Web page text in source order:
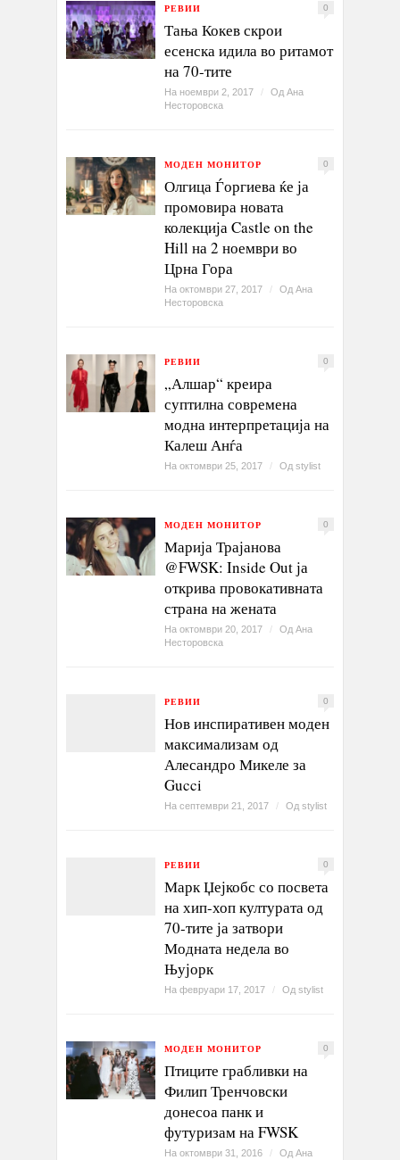
РЕВИИ 0
Тања Кокев скрои
есенска идила во ритамот
на 70-тите
На ноември 2, 2017 / Од Ана
Несторовска
МОДЕН МОНИТОР 0
Олгица Ѓоргиева ќе ја
промовира новата
колекција Castle on the
Hill на 2 ноември во
Црна Гора
На октомври 27, 2017 / Од Ана
Несторовска
РЕВИИ 0
„Алшар“ креира
суптилна современа
модна интерпретација на
Калеш Анѓа
На октомври 25, 2017 / Од stylist
МОДЕН МОНИТОР 0
Марија Трајанова
@FWSK: Inside Out ја
открива провокативната
страна на жената
На октомври 20, 2017 / Од Ана
Несторовска
РЕВИИ 0
Нов инспиративен моден
максимализам од
Алесандро Микеле за
Gucci
На септември 21, 2017 / Од stylist
РЕВИИ 0
Марк Џејкобс со посвета
на хип-хоп културата од
70-тите ја затвори
Модната недела во
Њујорк
На февруари 17, 2017 / Од stylist
МОДЕН МОНИТОР 0
Птиците грабливки на
Филип Тренчовски
донесоа панк и
футуризам на FWSK
На октомври 31, 2016 / Од Ана